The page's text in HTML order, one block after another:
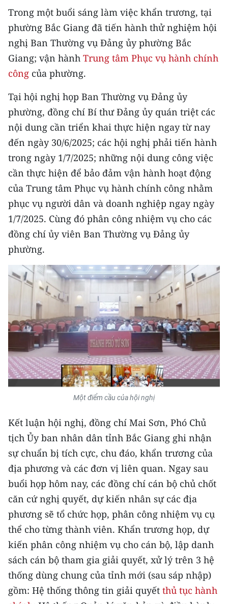
CHƯƠNG TRÌNH OCOP - MỖI XÃ
MỘT SẢN PHẨM
RADIO
MEDIA CENTER
E-Magazine
Video
Media Chính trị
Media Kinh tế
Media Văn hóa
Media Xã hội
Media Pháp luật
Media Du lịch
Media Thế giới
Media Thể thao
Media Giáo dục
Media Y tế
Media Khoa học - Công nghệ
Infographic
TIN MỚI
TIN ĐỊA PHƯƠNG
Trung du và miền núi phía Bắc
Đồng bằng sông Hồng
Bắc Trung Bộ
Duyên hải Nam Trung Bộ và Tây
Nguyên
Trong một buổi sáng làm việc khẩn trương, tại
phường Bắc Giang đã tiến hành thử nghiệm hội
nghị Ban Thường vụ Đảng ủy phường Bắc
Giang; vận hành Trung tâm Phục vụ hành chính
công của phường.
Tại hội nghị họp Ban Thường vụ Đảng ủy
phường, đồng chí Bí thư Đảng ủy quán triệt các
nội dung cần triển khai thực hiện ngay từ nay
đến ngày 30/6/2025; các hội nghị phải tiến hành
trong ngày 1/7/2025; những nội dung công việc
cần thực hiện để bảo đảm vận hành hoạt động
của Trung tâm Phục vụ hành chính công nhằm
phục vụ người dân và doanh nghiệp ngay ngày
1/7/2025. Cùng đó phân công nhiệm vụ cho các
đồng chí ủy viên Ban Thường vụ Đảng ủy
phường.
Một điểm cầu của hội nghị
Kết luận hội nghị, đồng chí Mai Sơn, Phó Chủ
tịch Ủy ban nhân dân tỉnh Bắc Giang ghi nhận
sự chuẩn bị tích cực, chu đáo, khẩn trương của
địa phương và các đơn vị liên quan. Ngay sau
buổi họp hôm nay, các đồng chí cán bộ chủ chốt
căn cứ nghị quyết, dự kiến nhân sự các địa
phương sẽ tổ chức họp, phân công nhiệm vụ cụ
thể cho từng thành viên. Khẩn trương họp, dự
kiến phân công nhiệm vụ cho cán bộ, lập danh
sách cán bộ tham gia giải quyết, xử lý trên 3 hệ
thống dùng chung của tỉnh mới (sau sáp nhập)
gồm: Hệ thống thông tin giải quyết thủ tục hành